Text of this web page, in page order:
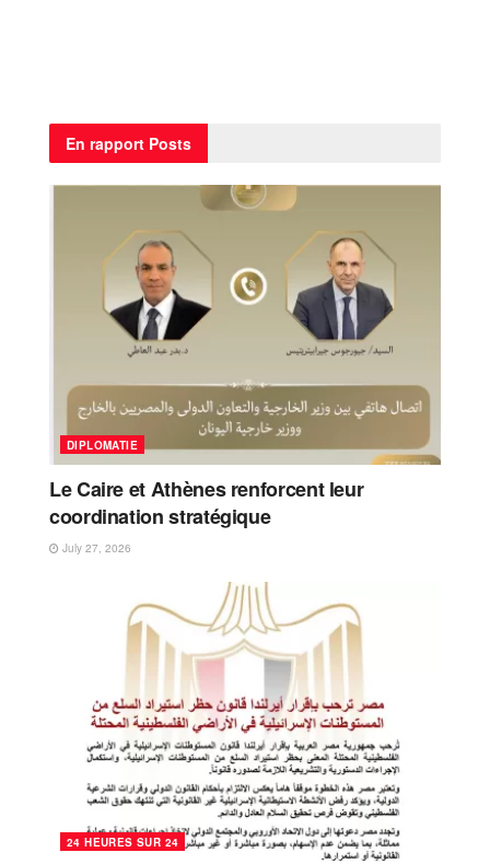
En rapport Posts
DIPLOMATIE
Le Caire et Athènes renforcent leur
coordination stratégique
July 27, 2026
24 HEURES SUR 24